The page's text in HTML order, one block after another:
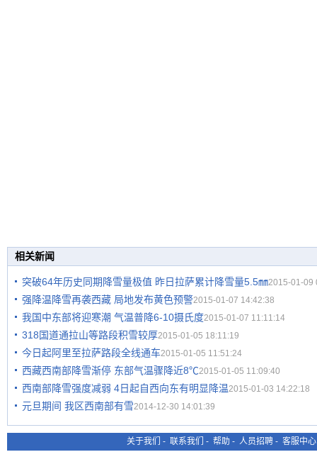
相关新闻
突破64年历史同期降雪量极值 昨日拉萨累计降雪量5.5㎜2015-01-09
强降温降雪再袭西藏 局地发布黄色预警2015-01-07 14:42:38
我国中东部将迎寒潮 气温普降6-10摄氏度2015-01-07 11:11:14
318国道通拉山等路段积雪较厚2015-01-05 18:11:19
今日起阿里至拉萨路段全线通车2015-01-05 11:51:24
西藏西南部降雪渐停 东部气温骤降近8℃2015-01-05 11:09:40
西南部降雪强度减弱 4日起自西向东有明显降温2015-01-03 14:22:18
元旦期间 我区西南部有雪2014-12-30 14:01:39
关于我们 - 联系我们 - 帮助 - 人员招聘 - 客服中心